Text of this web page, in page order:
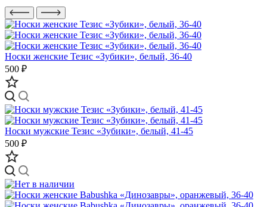
Носки женские Тезис «Зубики», белый, 36-40
500 ₽
Носки мужские Тезис «Зубики», белый, 41-45
500 ₽